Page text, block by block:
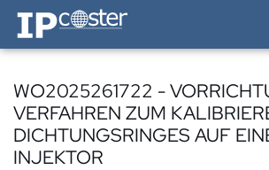
IP-Coster — Home
WO2025261722 -
VERFAHREN ZUM
DICHTUNGSRINGES AUF
INJEKTOR